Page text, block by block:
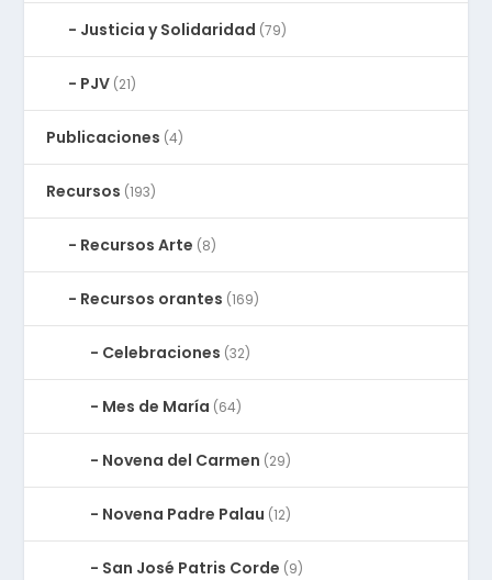
Justicia y Solidaridad (79)
PJV (21)
Publicaciones (4)
Recursos (193)
Recursos Arte (8)
Recursos orantes (169)
Celebraciones (32)
Mes de María (64)
Novena del Carmen (29)
Novena Padre Palau (12)
San José Patris Corde (9)